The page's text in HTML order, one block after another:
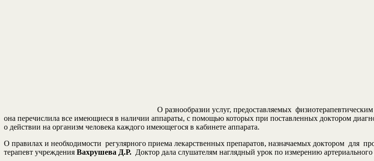
О разнообразии услуг, предоставляемых
она перечислила все имеющиеся в наличии аппараты, с помощью которых при поставленных доктором
о действии на организм человека каждого имеющегося в кабинете аппарата.
О правилах и необходимости регулярного приема лекарственных препаратов, назначаемых доктором для
терапевт учреждения Вахрушева Д.Р. Доктор дала слушателям наглядный урок по измерению артериального